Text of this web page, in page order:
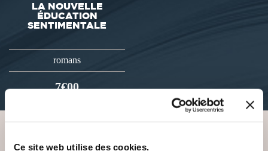
Ce site web utilise des cookies.
LA NOUVELLE
ÉDUCATION
SENTIMENTALE
romans
7€00